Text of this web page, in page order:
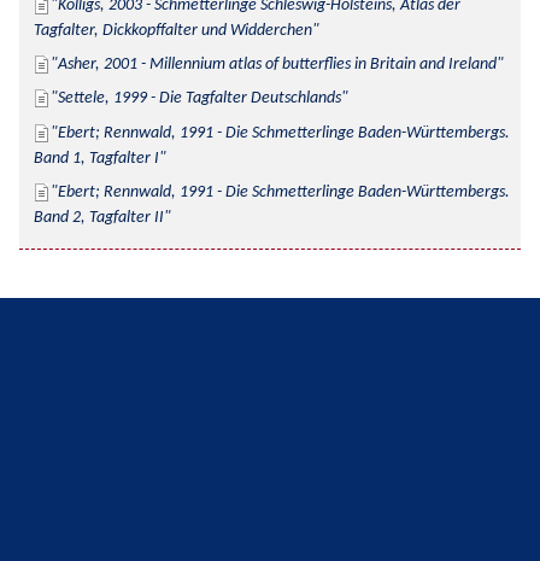
Kolligs, 2003 - Schmetterlinge Schleswig-Holsteins, Atlas der
Tagfalter, Dickkopffalter und Widderchen
Asher, 2001 - Millennium atlas of butterflies in Britain and Ireland
Settele, 1999 - Die Tagfalter Deutschlands
Ebert; Rennwald, 1991 - Die Schmetterlinge Baden-Württembergs.
Band 1, Tagfalter I
Ebert; Rennwald, 1991 - Die Schmetterlinge Baden-Württembergs.
Band 2, Tagfalter II